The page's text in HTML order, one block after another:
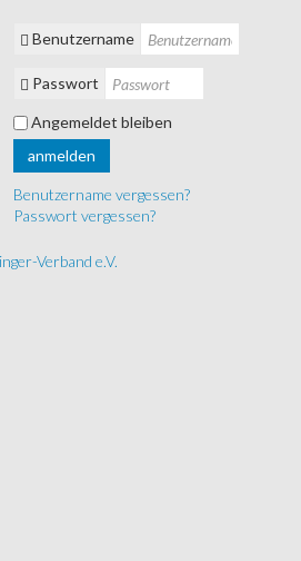
Benutzername
Passwort
Angemeldet bleiben
anmelden
Benutzername vergessen?
Passwort vergessen?